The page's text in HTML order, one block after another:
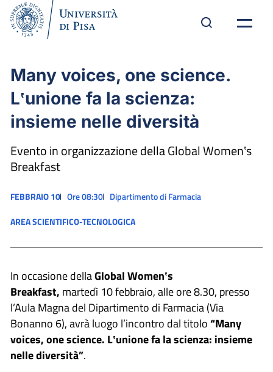
Many voices, one science.
L‛unione fa la scienza:
insieme nelle diversità
Evento in organizzazione della Global Women‛s
Breakfast
FEBBRAIO 10 Ore 08:30 Dipartimento di Farmacia
AREA SCIENTIFICO-TECNOLOGICA
In occasione dellaGlobal Women‛s
Breakfast, martedì 10 febbraio, alle ore 8.30, presso
l’Aula Magna del Dipartimento di Farmacia (Via
Bonanno 6), avrà luogo l’incontro dal titolo“Many
voices, one science. L‛unione fa la scienza: insieme
nelle diversità”.